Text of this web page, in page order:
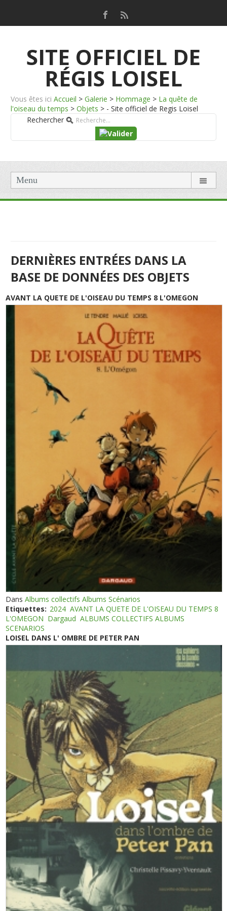
SITE OFFICIEL DE
RÉGIS LOISEL
Vous êtes ici Accueil > Galerie > Hommage > La quête de
l'oiseau du temps > Objets > - Site officiel de Regis Loisel
Rechercher
Menu
DERNIÈRES ENTRÉES DANS LA
BASE DE DONNÉES DES OBJETS
AVANT LA QUETE DE L'OISEAU DU TEMPS 8 L'OMEGON
DansAlbums collectifs Albums Scénarios
Etiquettes: 2024 AVANT LA QUETE DE L'OISEAU DU TEMPS 8
L'OMEGON Dargaud ALBUMS COLLECTIFS ALBUMS
SCENARIOS
LOISEL DANS L' OMBRE DE PETER PAN